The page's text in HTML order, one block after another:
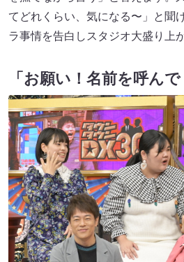
てどれくらい、気になる〜」と聞
ラ事情を告白しスタジオ大盛り上
「お願い！名前を呼ん